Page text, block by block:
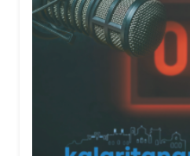
Condividi:
X
E-mail